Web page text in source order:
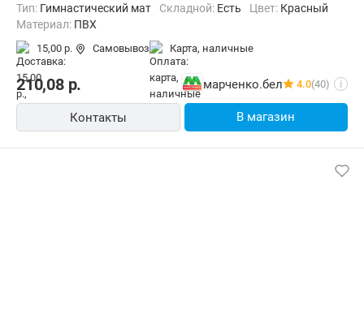
Тип: Гимнастический мат Складной: Есть Цвет: Красный
Материал: ПВХ
15,00 р. Самовывоз карта, наличные
210,08р. марченко.бел 4.0(40) i
Контакты В магазин